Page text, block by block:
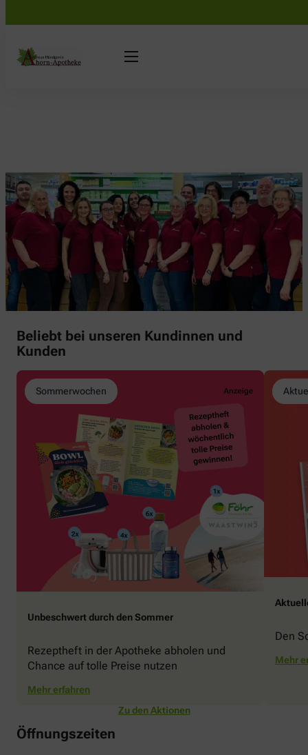
Beliebt bei unseren Kundinnen und
Kunden
Sommerwochen
Unbeschwert durch den Sommer
Rezeptheft in der Apotheke abholen und
Chance auf tolle Preise nutzen
Mehr erfahren
Den
Mehr
Zu den Aktionen
Öffnungszeiten